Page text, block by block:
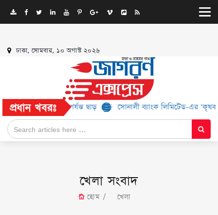
ঢাকা, সোমবার, ১০ অগাস্ট ২০২৬
প্রধান খবরঃ
৫২% পর্যন্ত ছাড় সোনালী ব্যাংক লিমিটেড-এর ‘কৃষক কার্ড’
খেলা সংবাদ
হোম খেলা